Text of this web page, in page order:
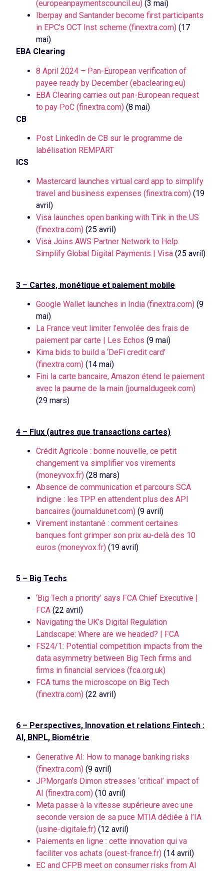
(europeanpaymentscouncil.eu) (3 mai)
Iberpay and Santander become first participants
in EPC’s OCT Inst scheme (finextra.com) (17
mai)
EBA Clearing
8 April 2024 – Pan-European verification of
payee ready by December (ebaclearing.eu)
EBA Clearing carries out pan-European request
to pay PoC (finextra.com) (8 mai)
CB
Post LinkedIn de CB sur le programme de
labélisation REMPART
ICS
Mastercard launches virtual card app to simplify
travel and business expenses (finextra.com) (19
avril)
Visa launches open banking with Tink in the US
(finextra.com) (25 avril)
Visa Joins AWS Partner Network to Help
Simplify Global Digital Payments | Visa (25 avril)
3 – Cartes, monétique et paiement mobile
Google Wallet launches in India (finextra.com) (9
mai)
La France veut limiter l’envolée des frais de
paiement par carte | Les Echos (9 mai)
Kima bids to build a ‘DeFi credit card’
(finextra.com) (14 mai)
Fini la carte bancaire, Amazon étend le paiement
avec la paume de la main (journaldugeek.com)
(29 mars)
4 – Flux (autres que transactions cartes)
Crédit Agricole : bonne nouvelle, ce petit
changement va simplifier vos virements
(moneyvox.fr) (28 mars)
Absence de communication et parcours SCA
indigne : les TPP en attendent plus des API
bancaires (journaldunet.com) (9 avril)
Virement instantané : comment certaines
banques font grimper son prix au-delà des 10
euros (moneyvox.fr) (19 avril)
5 – Big Techs
‘Big Tech a priority’ says FCA Chief Executive |
FCA (22 avril)
Navigating the UK’s Digital Regulation
Landscape: Where are we headed? | FCA
FS24/1: Potential competition impacts from the
data asymmetry between Big Tech firms and
firms in financial services (fca.org.uk)
FCA turns the microscope on Big Tech
(finextra.com) (22 avril)
6 – Perspectives, Innovation et relations Fintech :
AI, BNPL, Biométrie
Generative AI: How to manage banking risks
(finextra.com) (9 avril)
JPMorgan’s Dimon stresses ‘critical’ impact of
AI (finextra.com) (10 avril)
Meta passe à la vitesse supérieure avec une
seconde version de sa puce MTIA dédiée à l’IA
(usine-digitale.fr) (12 avril)
Paiements en ligne : cette innovation qui va
faciliter vos achats (ouest-france.fr) (14 avril)
EC and CFPB meet on consumer risks from AI